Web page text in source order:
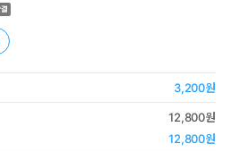
3,200원
12,800원
12,800원